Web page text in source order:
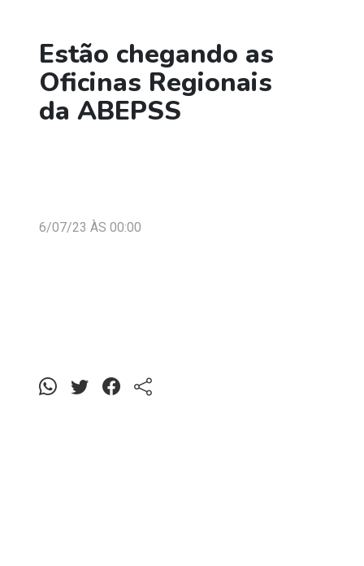
Estão chegando as
Oficinas Regionais
da ABEPSS
6/07/23 ÀS 00:00